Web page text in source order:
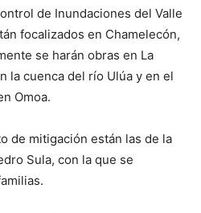
de Inundaciones del Valle
focalizados en Chamelecón,
se harán obras en La
la cuenca del río Ulúa y en el
Omoa.
de mitigación están las de la
Sula, con la que se